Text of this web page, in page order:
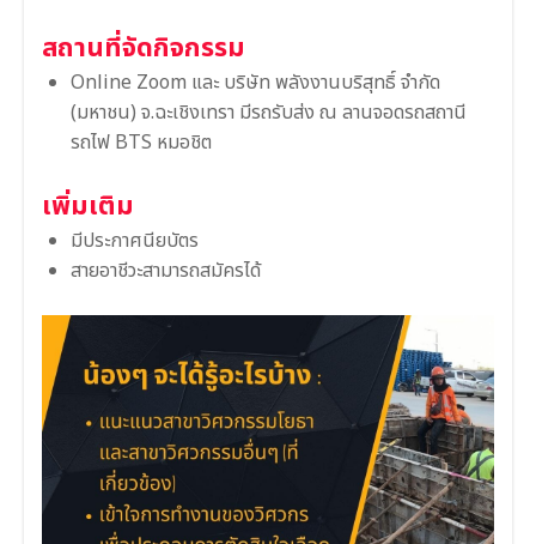
สถานที่จัดกิจกรรม
Online Zoom และ บริษัท พลังงานบริสุทธิ์ จำกัด
(มหาชน) จ.ฉะเชิงเทรา มีรถรับส่ง ณ ลานจอดรถสถานี
รถไฟ BTS หมอชิต
เพิ่มเติม
มีประกาศนียบัตร
สายอาชีวะสามารถสมัครได้